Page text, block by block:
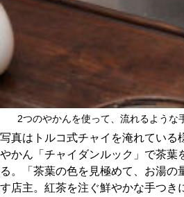
2つのやかんを使って、流れるような
写真はトルコ式チャイを淹れている
やかん「チャイダンルック」で茶葉
る。「茶葉の色を見極めて、お湯の
す店主。紅茶を注ぐ鮮やかな手つき